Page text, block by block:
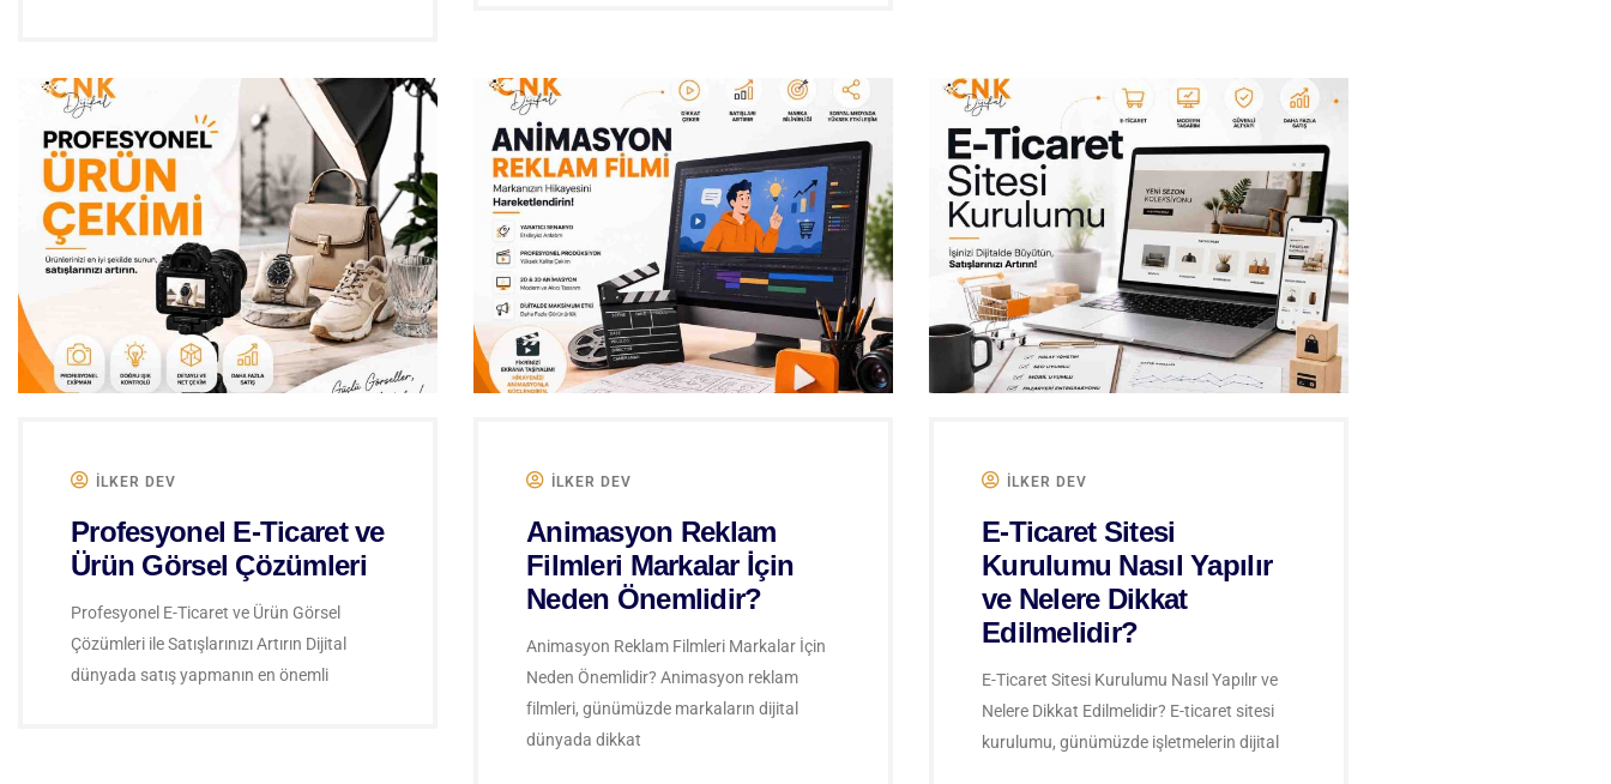
ILKER DEV
Profesyonel E-Ticaret ve
Ürün Görsel Çözümleri
Profesyonel E-Ticaret ve Ürün Görsel
Çözümleri ile Satışlarınızı Artırın Dijital
dünyada satış yapmanın en önemli
ILKER DEV
Animasyon Reklam
Filmleri Markalar İçin
Neden Önemlidir?
Animasyon Reklam Filmleri Markalar İçin
Neden Önemlidir? Animasyon reklam
filmleri, günümüzde markaların dijital
dünyada dikkat
ILKER DEV
E-Ticaret Sitesi
Kurulumu Nasıl Yapılır
ve Nelere Dikkat
Edilmelidir?
E-Ticaret Sitesi Kurulumu Nasıl Yapılır ve
Nelere Dikkat Edilmelidir? E-ticaret sitesi
kurulumu, günümüzde işletmelerin dijital